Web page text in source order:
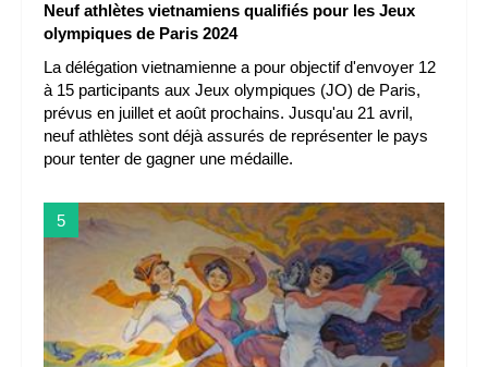
Neuf athlètes vietnamiens qualifiés pour les Jeux
olympiques de Paris 2024
La délégation vietnamienne a pour objectif d'envoyer 12
à 15 participants aux Jeux olympiques (JO) de Paris,
prévus en juillet et août prochains. Jusqu'au 21 avril,
neuf athlètes sont déjà assurés de représenter le pays
pour tenter de gagner une médaille.
5